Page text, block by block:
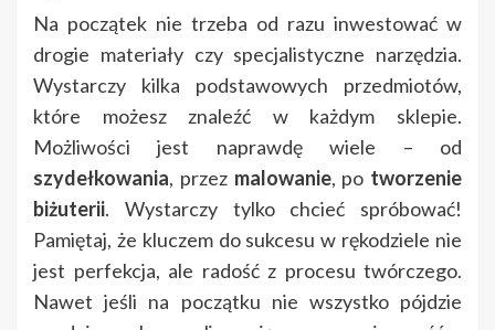
Na początek nie trzeba od razu inwestować w
drogie materiały czy specjalistyczne narzędzia.
Wystarczy kilka podstawowych przedmiotów,
które możesz znaleźć w każdym sklepie.
Możliwości jest naprawdę wiele – od
szydełkowania, przez malowanie, po tworzenie
biżuterii. Wystarczy tylko chcieć spróbować!
Pamiętaj, że kluczem do sukcesu w rękodziele nie
jest perfekcja, ale radość z procesu twórczego.
Nawet jeśli na początku nie wszystko pójdzie